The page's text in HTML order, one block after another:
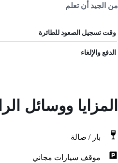
من الجيد أن تعلم
وقت تسجيل الصعود للطائرة
الدفع والإلغاء
المزايا ووسائل
بار / صالة
موقف سيارات مجاني